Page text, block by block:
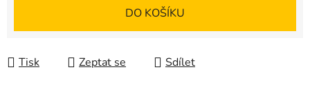
DO KOŠÍKU
Tisk Zeptat se Sdílet